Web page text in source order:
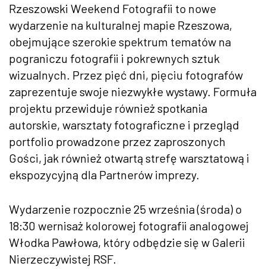
Rzeszowski Weekend Fotografii to nowe
wydarzenie na kulturalnej mapie Rzeszowa,
obejmujące szerokie spektrum tematów na
pograniczu fotografii i pokrewnych sztuk
wizualnych. Przez pięć dni, pięciu fotografów
zaprezentuje swoje niezwykłe wystawy. Formuła
projektu przewiduje również spotkania
autorskie, warsztaty fotograficzne i przegląd
portfolio prowadzone przez zaproszonych
Gości, jak również otwartą strefę warsztatową i
ekspozycyjną dla Partnerów imprezy.
Wydarzenie rozpocznie 25 września (środa) o
18:30 wernisaż kolorowej fotografii analogowej
Włodka Pawłowa, który odbędzie się w Galerii
Nierzeczywistej RSF.